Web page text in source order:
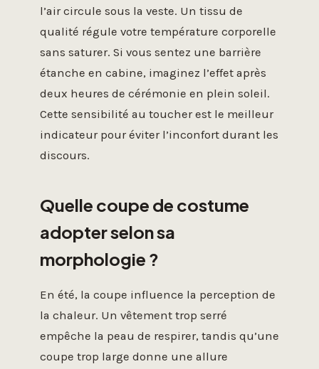
l’air circule sous la veste. Un tissu de
qualité régule votre température corporelle
sans saturer. Si vous sentez une barrière
étanche en cabine, imaginez l’effet après
deux heures de cérémonie en plein soleil.
Cette sensibilité au toucher est le meilleur
indicateur pour éviter l’inconfort durant les
discours.
Quelle coupe de costume
adopter selon sa
morphologie ?
En été, la coupe influence la perception de
la chaleur. Un vêtement trop serré
empêche la peau de respirer, tandis qu’une
coupe trop large donne une allure